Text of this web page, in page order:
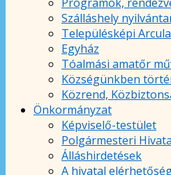
Szálláshely
Településképi
Egyház
Tóalmási amatőr
Községünkben
Közrend,
Önkormányzat
Képviselő-testület
Polgármesteri
Álláshirdetések
A hivatal